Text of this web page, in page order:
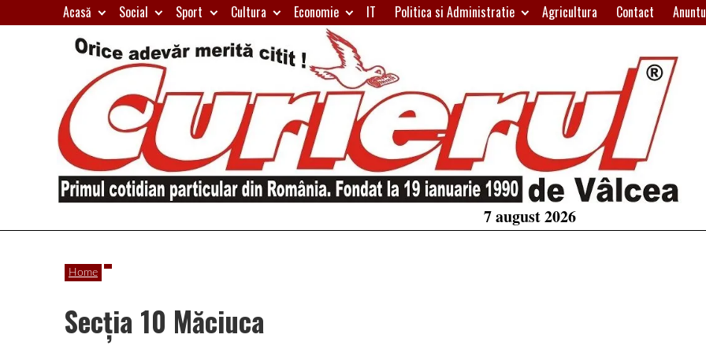
to
Acasă Social Sport Cultura Economie IT Politica si Administratie Agricultura Contact
Curierul
de
Primul
particular
din
România
7 august 2026
Home
Secția 10 Măciuca